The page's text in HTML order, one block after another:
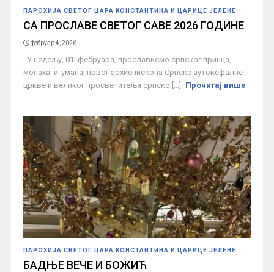
ПАРОХИЈА СВЕТОГ ЦАРА КОНСТАНТИНА И ЦАРИЦЕ ЈЕЛЕНЕ
СА ПРОСЛАВЕ СВЕТОГ САВЕ 2026 ГОДИНЕ
фебруар 4, 2026
У недељу, 01. фебруара, прослависмо српског принца,
монаха, игумана, првог архиепископа Српске аутокефалне
цркве и великог просветитеља српско [...]
Прочитај више
ПАРОХИЈА СВЕТОГ ЦАРА КОНСТАНТИНА И ЦАРИЦЕ ЈЕЛЕНЕ
БАДЊЕ ВЕЧЕ И БОЖИЋ